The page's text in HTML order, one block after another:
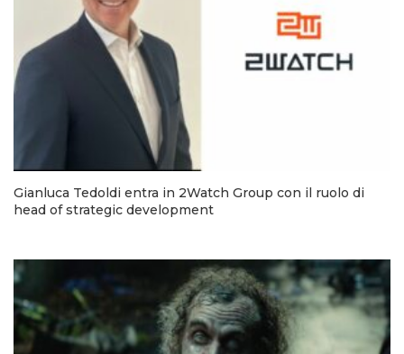
Gianluca Tedoldi entra in 2Watch Group con il ruolo di
head of strategic development